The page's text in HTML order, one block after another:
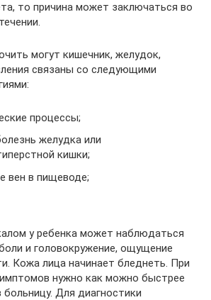
то причина может заключаться во
могут кишечник, желудок,
связаны со следующими
процессы;
желудка или
кишки;
вен в пищеводе;
у ребенка может наблюдаться
и головокружение, ощущение
Кожа лица начинает бледнеть. При
нужно как можно быстрее
Для диагностики